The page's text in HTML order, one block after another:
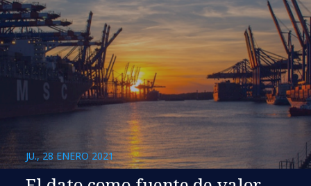
JU., 28 ENERO 2021